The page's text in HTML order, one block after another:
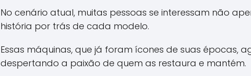
No cenário atual, muitas pessoas se interessam não
história por trás de cada modelo.
Essas máquinas, que já foram ícones de suas épocas,
despertando a paixão de quem as restaura e mantém.